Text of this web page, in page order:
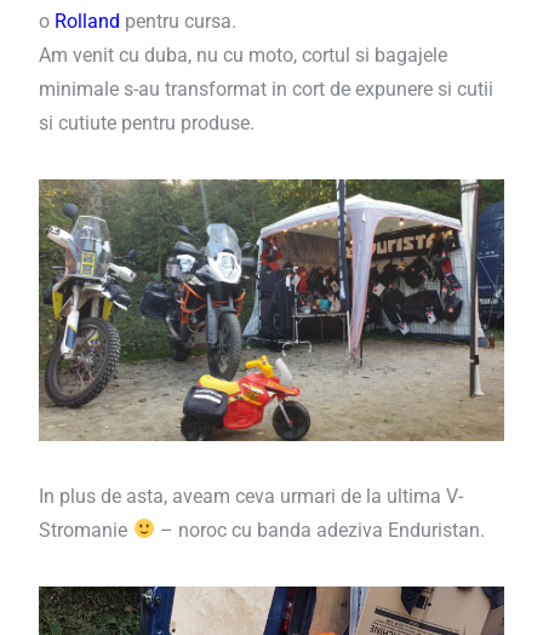
o Rolland pentru cursa.
Am venit cu duba, nu cu moto, cortul si bagajele
minimale s-au transformat in cort de expunere si cutii
si cutiute pentru produse.
In plus de asta, aveam ceva urmari de la ultima V-
Stromanie
– noroc cu banda adeziva Enduristan.